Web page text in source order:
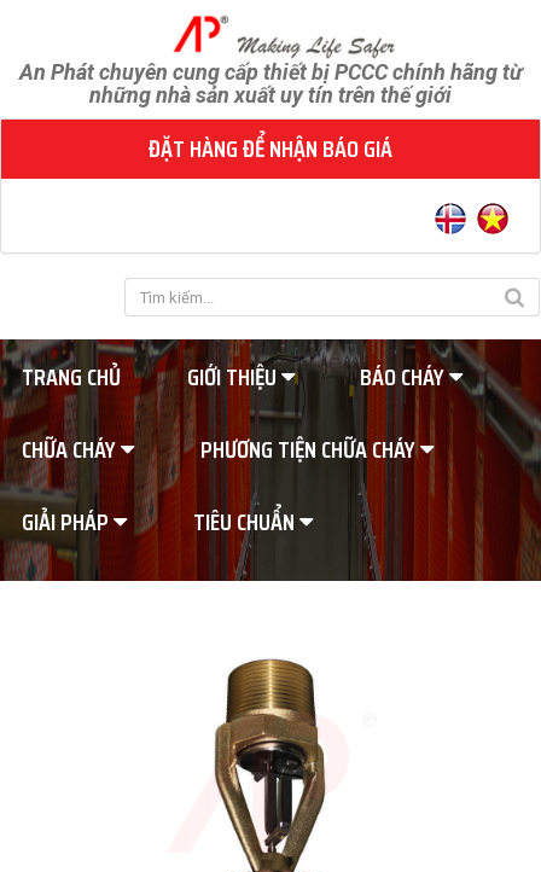
An Phát chuyên cung cấp thiết bị PCCC chính hãng từ
những nhà sản xuất uy tín trên thế giới
ĐẶT HÀNG ĐỂ NHẬN BÁO GIÁ
TRANG CHỦ GIỚI THIỆU
BÁO CHÁY
CHỮA CHÁY
PHƯƠNG TIỆN CHỮA CHÁY
GIẢI PHÁP
TIÊU CHUẨN